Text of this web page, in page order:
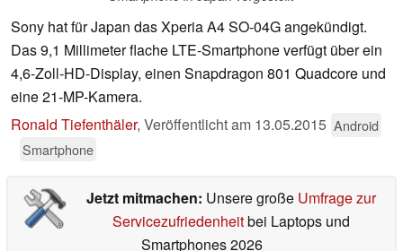
Sony hat für Japan das Xperia A4 SO-04G angekündigt.
Das 9,1 Millimeter flache LTE-Smartphone verfügt über ein
4,6-Zoll-HD-Display, einen Snapdragon 801 Quadcore und
eine 21-MP-Kamera.
Ronald Tiefenthäler, Veröffentlicht am 13.05.2015 Android
Smartphone
Jetzt mitmachen: Unsere große Umfrage zur
Servicezufriedenheitbei Laptops und
Smartphones 2026